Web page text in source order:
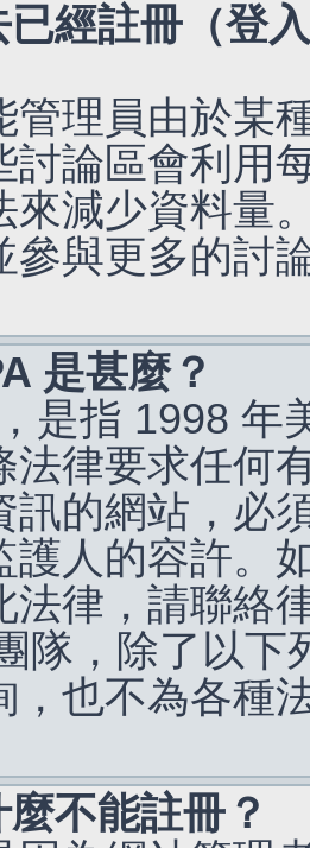
已經註冊（登
管理員由於某
討論區會利用
來減少資料量
參與更多的討
是甚麼？
是指 1998 年
法律要求任何
訊的網站，必
護人的容許。
法律，請聯絡
隊，除了以下
，也不為各種
不能註冊？